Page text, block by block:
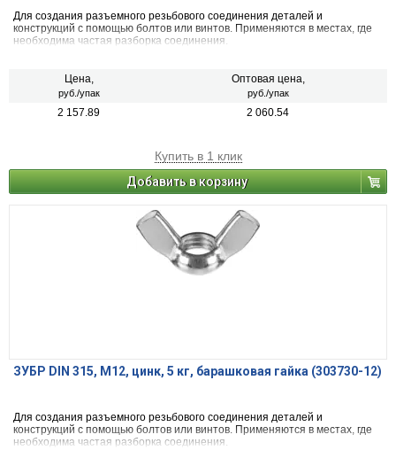
Для создания разъемного резьбового соединения деталей и
конструкций с помощью болтов или винтов. Применяются в местах, где
необходима частая разборка соединения.
Цена,
руб./упак
Оптовая цена,
руб./упак
2 157.89 2 060.54
Купить в 1 клик
Добавить в корзину
ЗУБР DIN 315, M12, цинк, 5 кг, барашковая гайка (303730-12)
Для создания разъемного резьбового соединения деталей и
конструкций с помощью болтов или винтов. Применяются в местах, где
необходима частая разборка соединения.